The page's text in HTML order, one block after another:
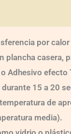
por
plancha casera,
Adhesivo efecto
15 a 20
de
media).